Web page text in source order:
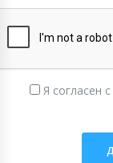
Я согласен с